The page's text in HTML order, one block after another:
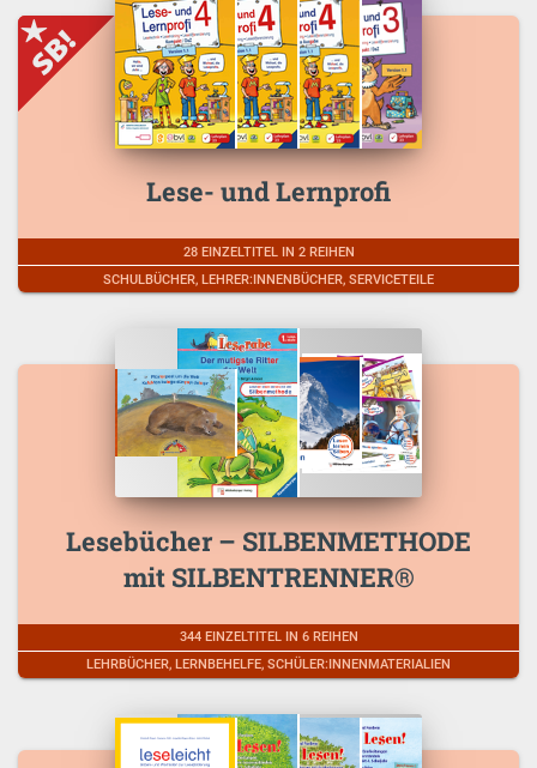
Lese- und Lernprofi
28 EINZELTITEL IN 2 REIHEN
SCHULBÜCHER, LEHRER:INNENBÜCHER, SERVICETEILE
Lesebücher – SILBENMETHODE
mit SILBENTRENNER®
344 EINZELTITEL IN 6 REIHEN
LEHRBÜCHER, LERNBEHELFE, SCHÜLER:INNENMATERIALIEN